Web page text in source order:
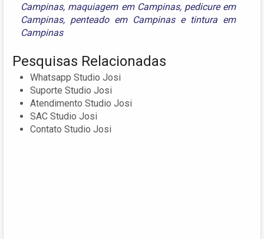
Campinas, maquiagem em Campinas, pedicure em
Campinas, penteado em Campinase tintura em
Campinas
Pesquisas Relacionadas
Whatsapp Studio Josi
Suporte Studio Josi
Atendimento Studio Josi
SAC Studio Josi
Contato Studio Josi